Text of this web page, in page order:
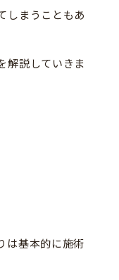
しまうこともあ
解説していきま
は基本的に施術